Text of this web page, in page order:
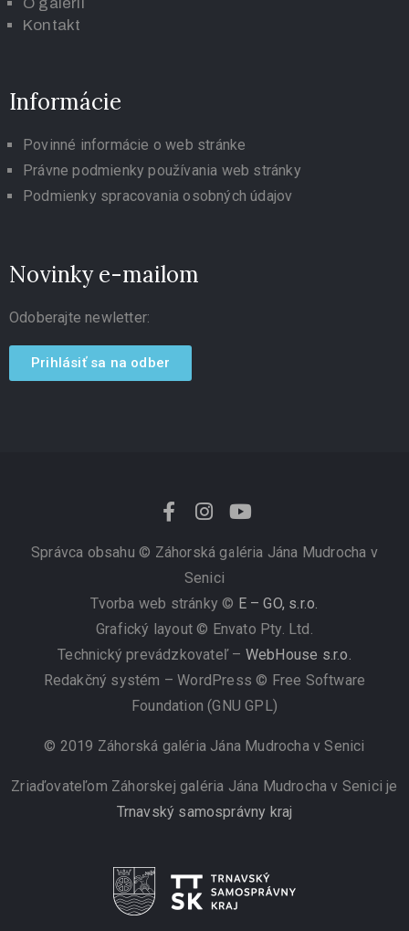
Kontakt
Informácie
Povinné informácie o web stránke
Právne podmienky používania web stránky
Podmienky spracovania osobných údajov
Novinky e-mailom
Odoberajte newletter:
Prihlásiť sa na odber
Správca obsahu © Záhorská galéria Jána Mudrocha v
Senici
Tvorba web stránky © E – GO, s.r.o.
Grafický layout © Envato Pty. Ltd.
Technický prevádzkovateľ – WebHouse s.r.o.
Redakčný systém – WordPress © Free Software
Foundation (GNU GPL)
© 2019 Záhorská galéria Jána Mudrocha v Senici
Zriaďovateľom Záhorskej galéria Jána Mudrocha v Senici je
Trnavský samosprávny kraj